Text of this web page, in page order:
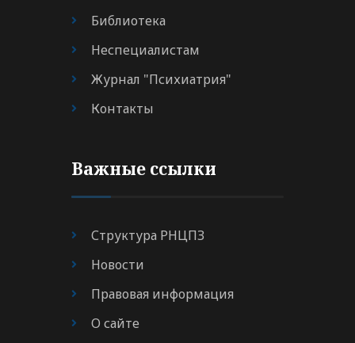
Библиотека
Неспециалистам
Журнал "Психиатрия"
Контакты
Важные ссылки
Структура РНЦПЗ
Новости
Правовая информация
О сайте